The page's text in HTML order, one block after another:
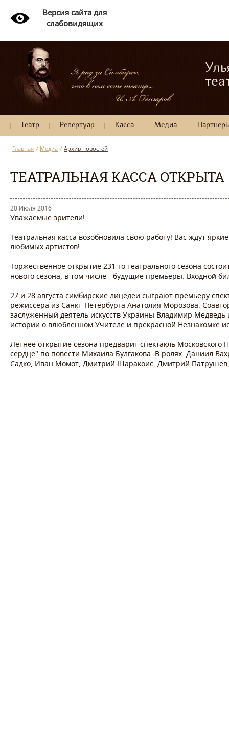
Версия сайта для
слабовидящих
Театр Репертуар Касса Медиа
Главная / Медиа / Архив новостей
ТЕАТРАЛЬНАЯ КАССА ОТКРЫТА
20 Июля 2016
Уважаемые зрители!
Театральная касса возобновила свою работу! Вас ждут
любимых артистов!
Торжественное открытие 231-го театрального сезона
нового сезона, в том числе - будущие премьеры. Входной
27 и 28 августа симбирские лицедеи сыграют премьеру
режиссера из Санкт-Петербурга Анатолия Морозова.
заслуженный деятель искусств Украины Владимир
истории о влюбленном Учителе и прекрасной Незнакомке
Летнее открытие сезона предварит спектакль Московского
сердце" по повести Михаила Булгакова. В ролях: Даниил
Садко, Иван Момот, Дмитрий Шаракоис, Дмитрий Патрушев,